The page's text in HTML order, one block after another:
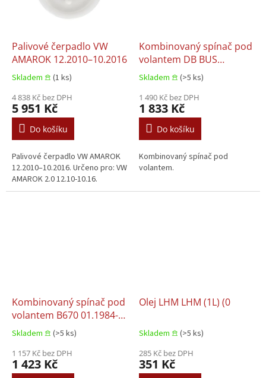
Palivové čerpadlo VW
AMAROK 12.2010–10.2016
Skladem 𖠿 (1 ks)
4 838 Kč bez DPH
5 951 Kč
Do košíku
Palivové čerpadlo VW AMAROK
12.2010–10.2016. Určeno pro: VW
AMAROK 2.0 12.10-10.16.
Kombinovaný spínač pod
volantem DB BUS
O405/O407/O408
Skladem 𖠿 (>5 ks)
1 490 Kč bez DPH
1 833 Kč
Do košíku
Kombinovaný spínač pod
volantem.
Kombinovaný spínač pod
volantem B670 01.1984-
12.2010
Skladem 𖠿 (>5 ks)
1 157 Kč bez DPH
1 423 Kč
Olej LHM LHM (1L) (0
Skladem 𖠿 (>5 ks)
285 Kč bez DPH
351 Kč